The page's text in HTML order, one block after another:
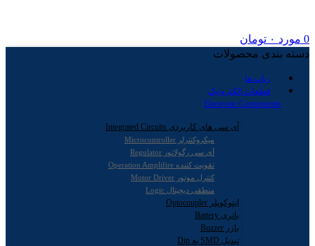
0 مورد ۰ تومان
دسته بندی محصولات
ربات ها
قطعات الکترونیک
Electronic Components
آی سی های کاربردی Integrated Circuits
میکروکنترلر Microcontroller
آی سی رگولاتور Regulator
تقویت کننده Operation Amplifire
کنترل موتور Motor Driver
منطقی دیجیتال Logic
اپتوکوپلر Optocoupler
باتری Battery
بازر Buzzer
تبدیل SMD به Dip